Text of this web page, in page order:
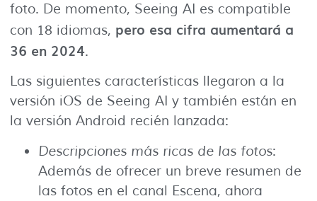
foto. De momento, Seeing AI es compatible
con 18 idiomas, pero esa cifra aumentará a
36 en 2024.
Las siguientes características llegaron a la
versión iOS de Seeing AI y también están en
la versión Android recién lanzada:
Descripciones más ricas de las fotos:
Además de ofrecer un breve resumen de
las fotos en el canal Escena, ahora